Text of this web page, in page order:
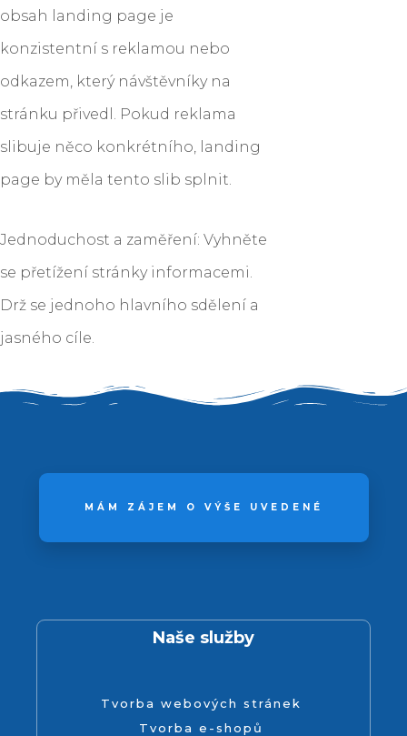
obsah landing page je
konzistentní s reklamou nebo
odkazem, který návštěvníky na
stránku přivedl. Pokud reklama
slibuje něco konkrétního, landing
page by měla tento slib splnit.
Jednoduchost a zaměření: Vyhněte
se přetížení stránky informacemi.
Drž se jednoho hlavního sdělení a
jasného cíle.
MÁM ZÁJEM O VÝŠE UVEDENÉ
Naše služby
Tvorba webových stránek
Tvorba e-shopů